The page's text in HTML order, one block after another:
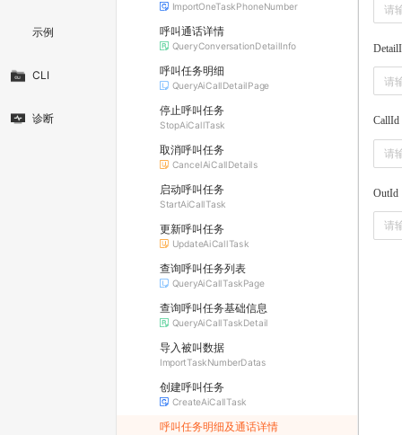
示例
CLI
诊断
ImportOneTaskPhoneNumber
呼叫通话详情
QueryConversationDetailInfo
呼叫任务明细
QueryAiCallDetailPage
停止呼叫任务
StopAiCallTask
取消呼叫任务
CancelAiCallDetails
启动呼叫任务
StartAiCallTask
更新呼叫任务
UpdateAiCallTask
查询呼叫任务列表
QueryAiCallTaskPage
查询呼叫任务基础信息
QueryAiCallTaskDetail
导入被叫数据
ImportTaskNumberDatas
创建呼叫任务
CreateAiCallTask
呼叫任务明细及通话详情
CallId
OutId